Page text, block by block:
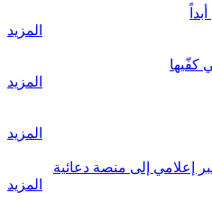
المزيد
كفّيها
المزيد
المزيد
إعلامي إلى منصة دعائية
المزيد